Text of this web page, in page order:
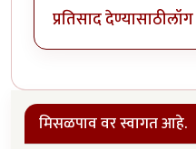
प्रतिसाद देण्यासाठी
मिसळपाव वर स्वागत आहे.